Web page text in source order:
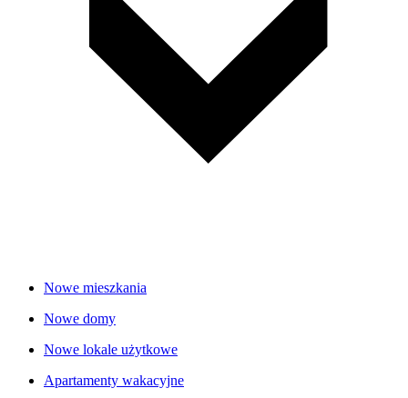
Nowe mieszkania
Nowe domy
Nowe lokale użytkowe
Apartamenty wakacyjne